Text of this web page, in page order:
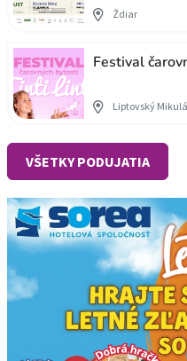
Ždiar
Festival
Liptovský
VŠETKY PODUJATIA